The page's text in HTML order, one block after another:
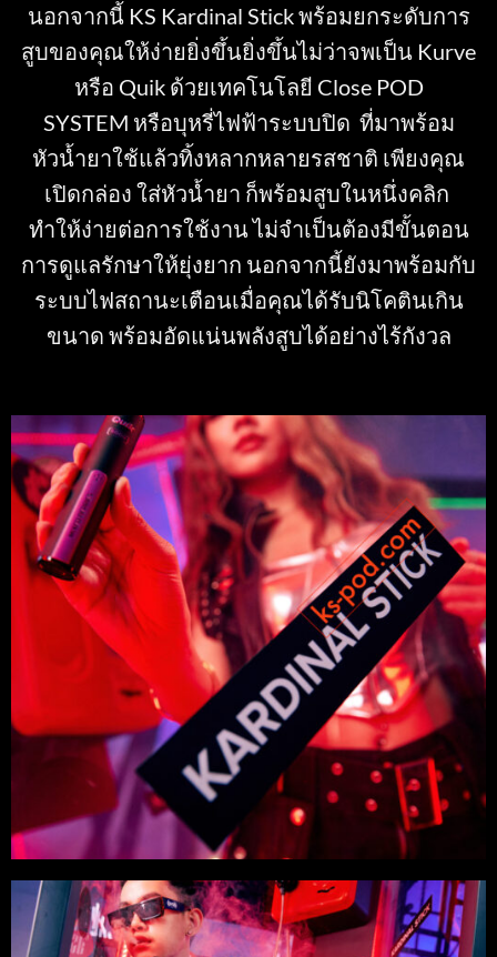
นอกจากนี้ KS Kardinal Stick พร้อมยกระดับการ
สูบของคุณให้ง่ายยิ่งขึ้นยิ่งขึ้นไม่ว่าจพเป็น Kurve
หรือ Quik ด้วยเทคโนโลยี Close POD
SYSTEM หรือบุหรี่ไฟฟ้าระบบปิด ที่มาพร้อม
หัวน้ำยาใช้แล้วทิ้งหลากหลายรสชาติ เพียงคุณ
เปิดกล่อง ใส่หัวน้ำยา ก็พร้อมสูบในหนึ่งคลิก
ทำให้ง่ายต่อการใช้งาน ไม่จำเป็นต้องมีขั้นตอน
การดูแลรักษาให้ยุ่งยาก นอกจากนี้ยังมาพร้อมกับ
ระบบไฟสถานะเตือนเมื่อคุณได้รับนิโคตินเกิน
ขนาด พร้อมอัดแน่นพลังสูบได้อย่างไร้กังวล